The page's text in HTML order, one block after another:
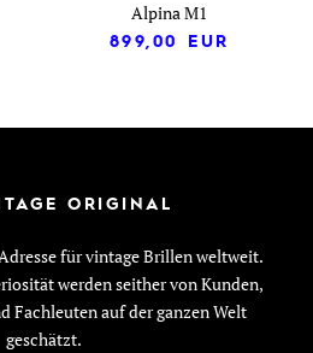
Alpina M1
899,00
EUR
ORIGINAL
für vintage Brillen weltweit.
werden seither von Kunden,
Fachleuten auf der ganzen Welt
geschätzt.